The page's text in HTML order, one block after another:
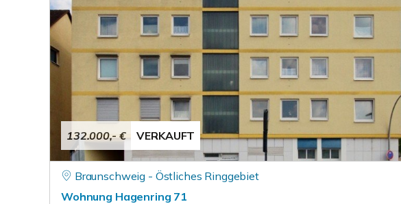
132.000,- € VERKAUFT
Braunschweig - Östliches Ringgebiet
Wohnung Hagenring 71